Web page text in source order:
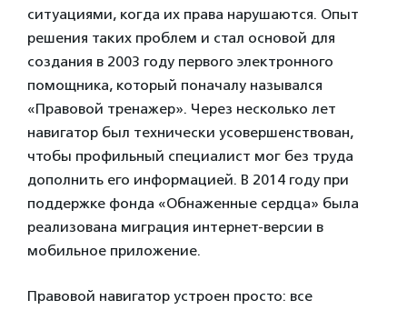
ситуациями, когда их права нарушаются. Опыт
решения таких проблем и стал основой для
создания в 2003 году первого электронного
помощника, который поначалу назывался
«Правовой тренажер». Через несколько лет
навигатор был технически усовершенствован,
чтобы профильный специалист мог без труда
дополнить его информацией. В 2014 году при
поддержке фонда «Обнаженные сердца» была
реализована миграция интернет-версии в
мобильное приложение.
Правовой навигатор устроен просто: все